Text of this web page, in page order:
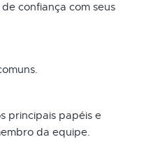
confiança com seus
principais papéis e
da equipe.